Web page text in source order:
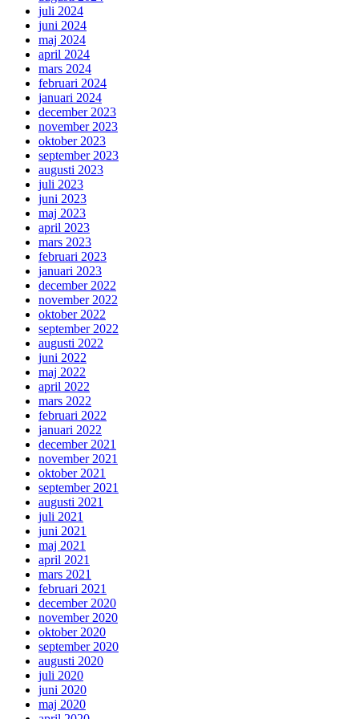
juli 2024
juni 2024
maj 2024
april 2024
mars 2024
februari 2024
januari 2024
december 2023
november 2023
oktober 2023
september 2023
augusti 2023
juli 2023
juni 2023
maj 2023
april 2023
mars 2023
februari 2023
januari 2023
december 2022
november 2022
oktober 2022
september 2022
augusti 2022
juni 2022
maj 2022
april 2022
mars 2022
februari 2022
januari 2022
december 2021
november 2021
oktober 2021
september 2021
augusti 2021
juli 2021
juni 2021
maj 2021
april 2021
mars 2021
februari 2021
december 2020
november 2020
oktober 2020
september 2020
augusti 2020
juli 2020
juni 2020
maj 2020